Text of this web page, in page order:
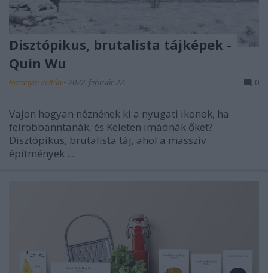
Disztópikus, brutalista tájképek -
Quin Wu
Baranyai Zoltán • 2022. február 22. 0
Vajon hogyan néznének ki a nyugati ikonok, ha
felrobbanntanák, és Keleten imádnák őket?
Disztópikus, brutalista táj, ahol a masszív
építmények ...